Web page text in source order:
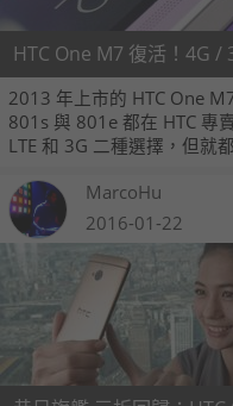
HTC One M7 復活！4G /
2013 年上市的 HTC One
801s 與 801e 都在 HTC 專
LTE 和 3G 二種選擇，但就
五千有找的 4,990 元，二機
路。
MarcoHu
2016-01-22